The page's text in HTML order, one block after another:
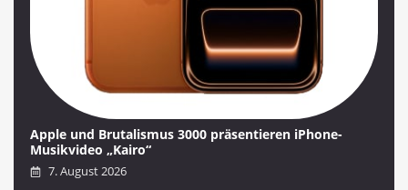
Apple und Brutalismus 3000 präsentieren iPhone-
Musikvideo „Kairo“
7. August 2026